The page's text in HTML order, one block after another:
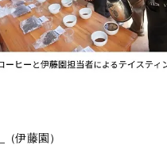
（伊藤園）